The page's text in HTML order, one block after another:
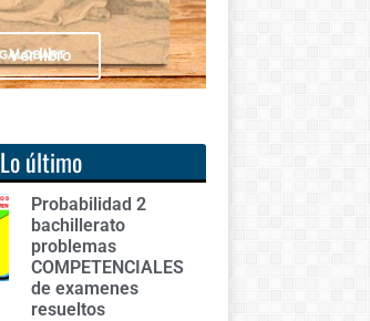
Lo último
Probabilidad 2
bachillerato
problemas
COMPETENCIALES
de examenes
resueltos